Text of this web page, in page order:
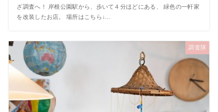
ざ調査へ！ 岸根公園駅から、歩いて４分ほどにある、 緑色の一軒家
を改装したお店。 場所はこちら↓...
調査隊